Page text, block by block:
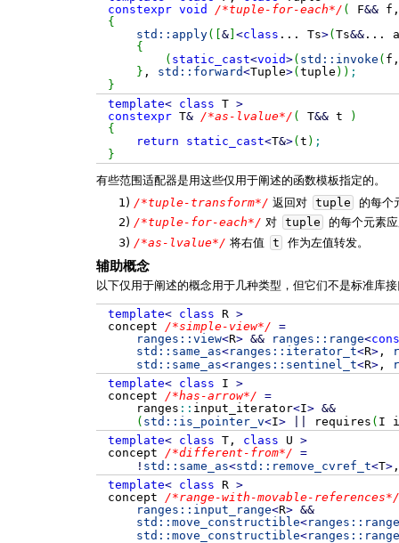
constexpr void /*tuple-for-each*/ ( F&&f,
{
std:: apply( &] <class ... Ts>( Ts&&...
{
( static_cast<void>( std:: invoke (
} , std:: forward<Tuple>( tuple ) ) ;
}
template< class T >
constexprT& /*as-lvalue*/ ( T&&t
)
{
return
static_cast<T&>( t ) ;
}
有些范围适配器是用这些仅用于阐述的函数模板指定的。
1) /*tuple-transform*/ 返回对 tuple
的每个
2) /*tuple-for-each*/ 对 tuple
的每个元素
3) /*as-lvalue*/ 将右值 t 作为左值转发。
辅助概念
以下仅用于阐述的概念用于几种类型，但它们不是标准库
template< class R >
concept /*simple-view*/ =
ranges:: view<R> && ranges:: range<
std:: same_as<ranges:: iterator_t<R>,
std:: same_as<ranges:: sentinel_t<R>,
template< class I >
concept /*has-arrow*/ =
ranges :: input_iterator<I> &&
( std:: is_pointer_v<I> requires ( I i
template< class T, class U >
concept /*different-from*/ =
! std:: same_as<std:: remove_cvref_t<T>
template< class R >
concept /*range-with-movable-references*/
ranges:: input_range<R> &&
std:: move_constructible<ranges::
std:: move_constructible<ranges::